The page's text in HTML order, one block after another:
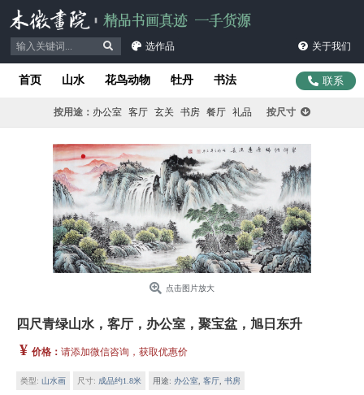
选作品 关于我们
首页 山水 花鸟动物 牡丹 书法 联系
按用途： 办公室 客厅 玄关 书房 餐厅 礼品 按尺寸
点击图片放大
四尺青绿山水，客厅，办公室，聚宝盆，旭日东升
¥ 价格： 请添加微信咨询，获取优惠价
类型: 山水画 尺寸: 成品约1.8米 用途: 办公室 客厅 书房